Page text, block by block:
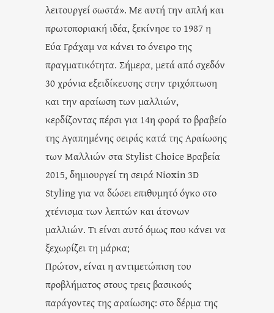
λειτουργεί σωστά». Με αυτή την απλή και
πρωτοποριακή ιδέα, ξεκίνησε το 1987 η
Εύα Γράχαμ να κάνει το όνειρο της
πραγματικότητα. Σήμερα, μετά από σχεδόν
30 χρόνια εξειδίκευσης στην τριχόπτωση
και την αραίωση των μαλλιών,
κερδίζοντας πέρσι για 14η φορά το βραβείο
της Αγαπημένης σειράς κατά της Αραίωσης
των Μαλλιών στα Stylist Choice Βραβεία
2015, δημιουργεί τη σειρά Nioxin 3D
Styling για να δώσει επιθυμητό όγκο στο
χτένισμα των λεπτών και άτονων
μαλλιών. Τι είναι αυτό όμως που κάνει να
ξεχωρίζει τη μάρκα;
Πρώτον, είναι η αντιμετώπιση του
προβλήματος στους τρεις βασικούς
παράγοντες της αραίωσης: στο δέρμα της